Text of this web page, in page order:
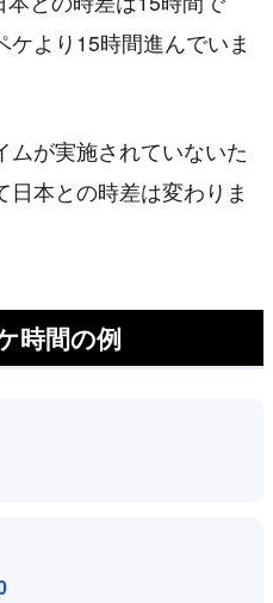
より15時間進んでいま
ムが実施されていないた
本との時差は変わりま
時間の例